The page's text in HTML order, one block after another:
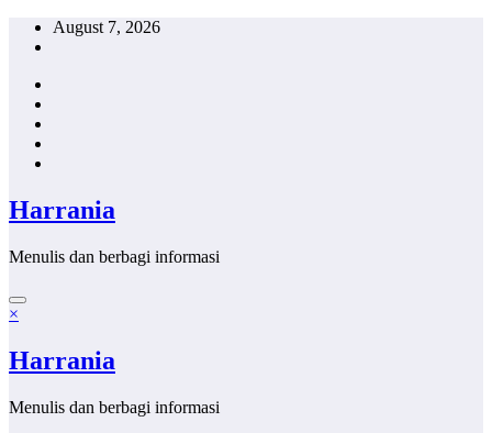
Skip
August 7, 2026
Harrania
Menulis dan berbagi informasi
×
Harrania
Menulis dan berbagi informasi